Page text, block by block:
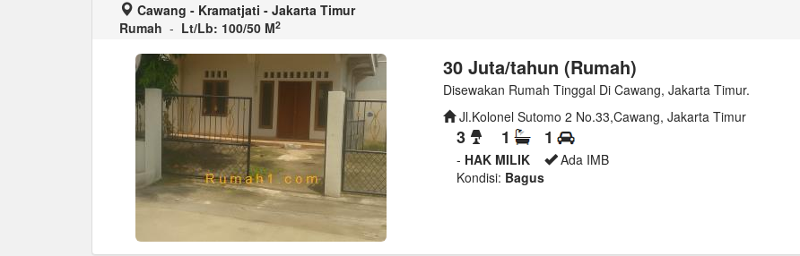
Cawang - Kramatjati - Jakarta Timur
Rumah - Lt/Lb: 100/50 M2
30 Juta/tahun (Rumah)
Disewakan Rumah Tinggal Di Cawang, Jakarta Timur.
Jl.Kolonel Sutomo 2 No.33,Cawang, Jakarta Timur
3 1 1
- HAK MILIK
Ada IMB
Kondisi: Bagus